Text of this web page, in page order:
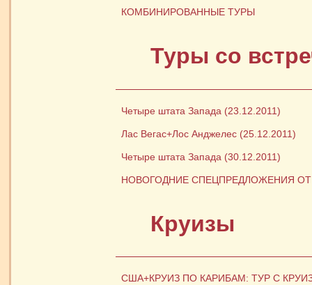
КОМБИНИРОВАННЫЕ ТУРЫ
Туры со
Четыре штата Запада (23.12.2011)
Лас Вегас+Лос Анджелес (25.12.2011)
Четыре штата Запада (30.12.2011)
НОВОГОДНИЕ СПЕЦПРЕДЛОЖЕНИЯ ОТ
Круизы
США+КРУИЗ ПО КАРИБАМ: ТУР С